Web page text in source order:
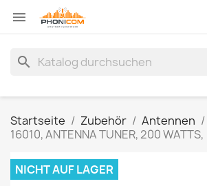

search
Startseite Zubehör Antennen
16010, ANTENNA TUNER, 200 WATTS,
NICHT AUF LAGER